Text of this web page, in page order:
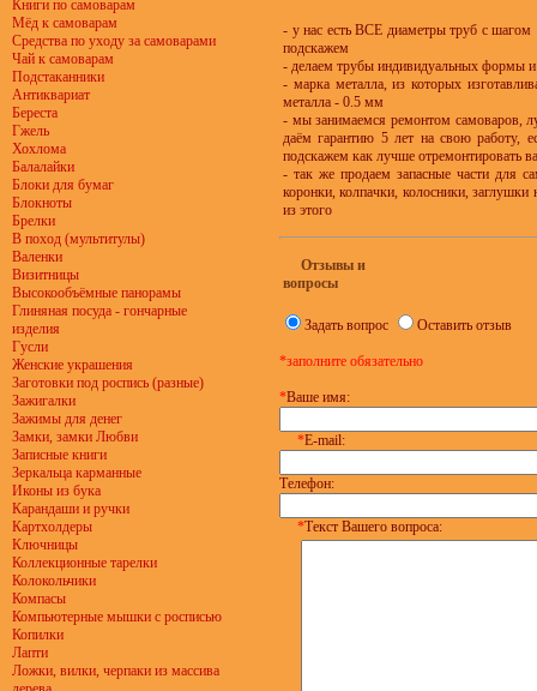
Книги по самоварам
Мёд к самоварам
Средства по уходу за самоварами
Чай к самоварам
Подстаканники
Антиквариат
Береста
Гжель
Хохлома
Балалайки
Блоки для бумаг
Блокноты
Брелки
В поход (мультитулы)
Валенки
Визитницы
Высокообъёмные панорамы
Глиняная посуда - гончарные
изделия
Гусли
Женские украшения
Заготовки под роспись (разные)
Зажигалки
Зажимы для денег
Замки, замки Любви
Записные книги
Зеркальца карманные
Иконы из бука
Карандаши и ручки
Картхолдеры
Ключницы
Коллекционные тарелки
Колокольчики
Компасы
Компьютерные мышки с росписью
Копилки
Лапти
Ложки, вилки, черпаки из массива
- у нас есть ВСЕ диаметры труб с
подскажем
- делаем трубы индивидуальных формы и
- марка металла, из которых
металла - 0.5 мм
- мы занимаемся ремонтом самоваров,
даём гарантию 5 лет на свою работу,
подскажем как лучше отремонтировать
- так же продаем запасные части для
коронки, колпачки, колосники, заглушки
из этого
Отзывы и
вопросы
Задать вопрос Оставить отзыв
*заполните обязательно
*Ваше имя:
*E-mail:
Телефон:
*Текст Вашего вопроса: